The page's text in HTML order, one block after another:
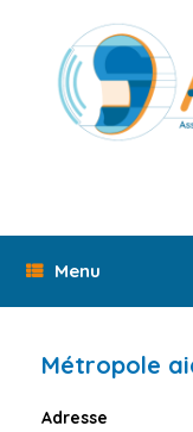
Menu
Métropole
Adresse